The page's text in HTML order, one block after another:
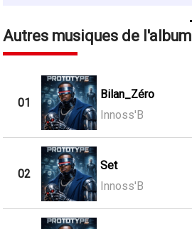
Autres musiques de l'album
01
Bilan_Zéro
Innoss'B
02
Set
Innoss'B